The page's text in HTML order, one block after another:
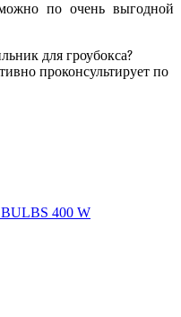
по очень выгодной
для гроубокса?
проконсультирует по
400 W